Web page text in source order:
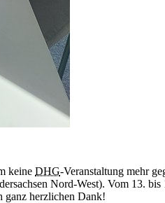
keine DHG-Veranstaltung mehr
Nord-West). Vom 13.
ganz herzlichen Dank!